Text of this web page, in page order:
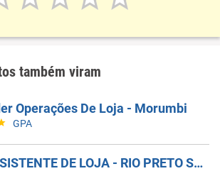
também viram
Operações De Loja - Morumbi
GPA
ASSISTENTE DE LOJA - RIO PRETO SHOPPING - EFETIVO